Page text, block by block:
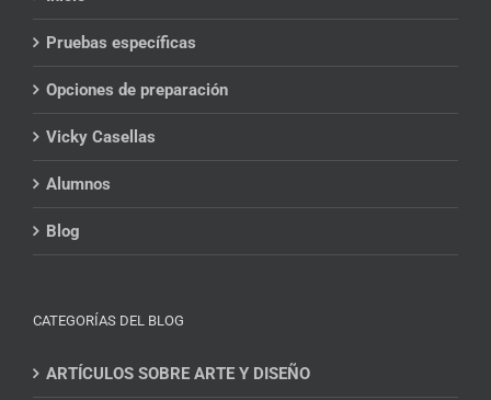
Pruebas específicas
Opciones de preparación
Vicky Casellas
Alumnos
Blog
CATEGORÍAS DEL BLOG
ARTÍCULOS SOBRE ARTE Y DISEÑO